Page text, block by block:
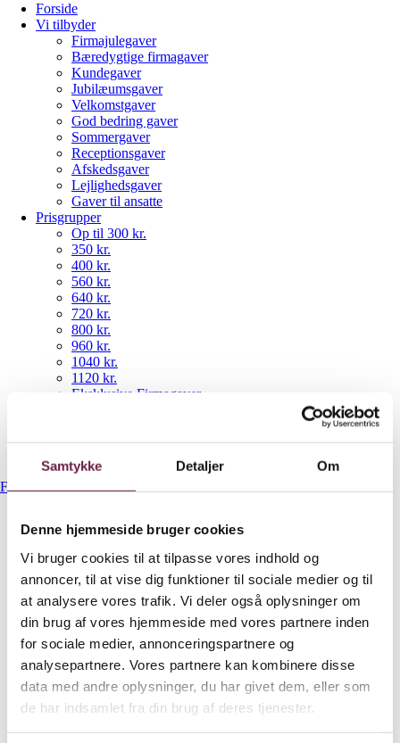
Samtykke Detaljer Om
Denne hjemmeside bruger cookies
Vi bruger cookies til at tilpasse vores indhold og
annoncer, til at vise dig funktioner til sociale medier og til
at analysere vores trafik. Vi deler også oplysninger om
din brug af vores hjemmeside med vores partnere inden
for sociale medier, annonceringspartnere og
analysepartnere. Vores partnere kan kombinere disse
data med andre oplysninger, du har givet dem, eller som
de har indsamlet fra din brug af deres tjenester.
Forside
Vi tilbyder
Firmajulegaver
Bæredygtige firmagaver
Kundegaver
Jubilæumsgaver
Velkomstgaver
God bedring gaver
Sommergaver
Receptionsgaver
Afskedsgaver
Lejlighedsgaver
Gaver til ansatte
Prisgrupper
Op til 300 kr.
350 kr.
400 kr.
560 kr.
640 kr.
720 kr.
800 kr.
960 kr.
1040 kr.
1120 kr.
Eksklusive Firmagaver
Bestil gaveshop
Forside/Gavekurve/Anthon Berg Chokolader Large
Anthon Berg Chokolader
Large
470,00
DKK
Ekskl. moms
Available on backorder
Anthon Berg Chokolader Large antal